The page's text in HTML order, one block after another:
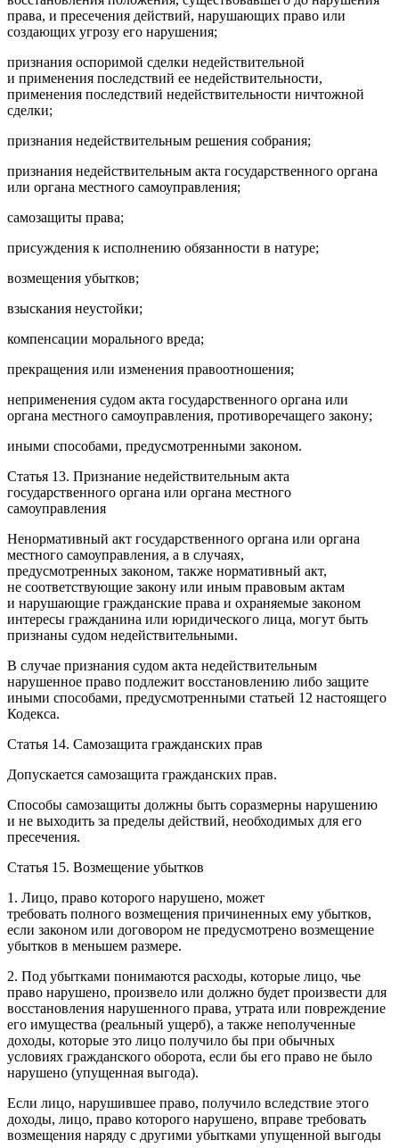
права, и пресечения действий, нарушающих право или
создающих угрозу его нарушения;
признания оспоримой сделки недействительной
и применения последствий ее недействительности,
применения последствий недействительности ничтожной
сделки;
признания недействительным решения собрания;
признания недействительным акта государственного органа
или органа местного самоуправления;
самозащиты права;
присуждения к исполнению обязанности в натуре;
возмещения убытков;
взыскания неустойки;
компенсации морального вреда;
прекращения или изменения правоотношения;
неприменения судом акта государственного органа или
органа местного самоуправления, противоречащего закону;
иными способами, предусмотренными законом.
Статья 13. Признание недействительным акта
государственного органа или органа местного
самоуправления
Ненормативный акт государственного органа или органа
местного самоуправления, а в случаях,
предусмотренных законом, также нормативный акт,
не соответствующие закону или иным правовым актам
и нарушающие гражданские права и охраняемые законом
интересы гражданина или юридического лица, могут быть
признаны судом недействительными.
В случае признания судом акта недействительным
нарушенное право подлежит восстановлению либо защите
иными способами, предусмотренными статьей 12 настоящего
Кодекса.
Статья 14. Самозащита гражданских прав
Допускается самозащита гражданских прав.
Способы самозащиты должны быть соразмерны нарушению
и не выходить за пределы действий, необходимых для его
пресечения.
Статья 15. Возмещение убытков
1. Лицо, право которого нарушено, может
требовать полного возмещения причиненных ему убытков,
если законом или договором не предусмотрено возмещение
убытков в меньшем размере.
2. Под убытками понимаются расходы, которые лицо, чье
право нарушено, произвело или должно будет произвести для
восстановления нарушенного права, утрата или повреждение
его имущества (реальный ущерб), а также неполученные
доходы, которые это лицо получило бы при обычных
условиях гражданского оборота, если бы его право не было
нарушено (упущенная выгода).
Если лицо, нарушившее право, получило вследствие этого
доходы, лицо, право которого нарушено, вправе требовать
возмещения наряду с другими убытками упущенной выгоды